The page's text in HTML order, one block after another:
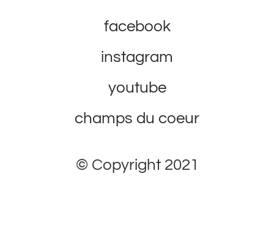
facebook
instagram
youtube
champs du coeur
© Copyright 2021